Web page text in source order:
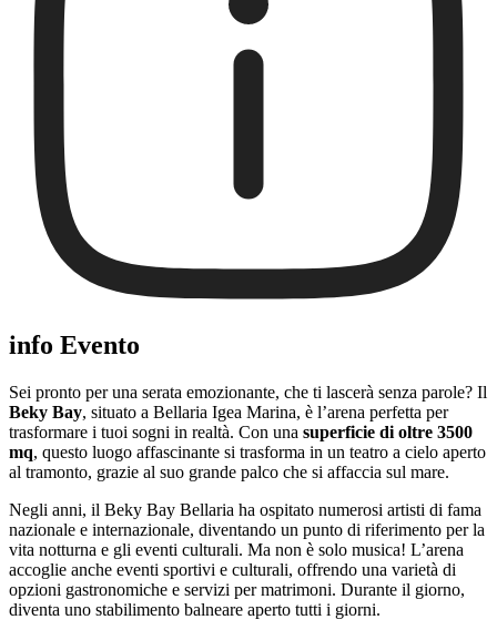
info Evento
Sei pronto per una serata emozionante, che ti lascerà senza parole? Il
Beky Bay, situato a Bellaria Igea Marina, è l’arena perfetta per
trasformare i tuoi sogni in realtà. Con una superficie di oltre 3500
mq, questo luogo affascinante si trasforma in un teatro a cielo aperto
al tramonto, grazie al suo grande palco che si affaccia sul mare.
Negli anni, il Beky Bay Bellaria ha ospitato numerosi artisti di fama
nazionale e internazionale, diventando un punto di riferimento per la
vita notturna e gli eventi culturali. Ma non è solo musica! L’arena
accoglie anche eventi sportivi e culturali, offrendo una varietà di
opzioni gastronomiche e servizi per matrimoni. Durante il giorno,
diventa uno stabilimento balneare aperto tutti i giorni.